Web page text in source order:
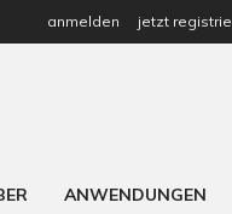
anmelden jetzt
ANWENDUNGEN